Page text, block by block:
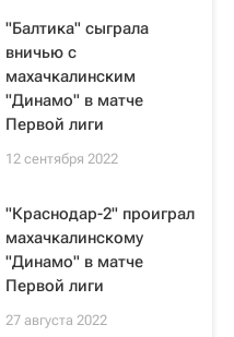
"Балтика" сыграла
вничью с
махачкалинским
"Динамо" в матче
Первой лиги
12 сентября 2022
"Краснодар-2" проиграл
махачкалинскому
"Динамо" в матче
Первой лиги
27 августа 2022